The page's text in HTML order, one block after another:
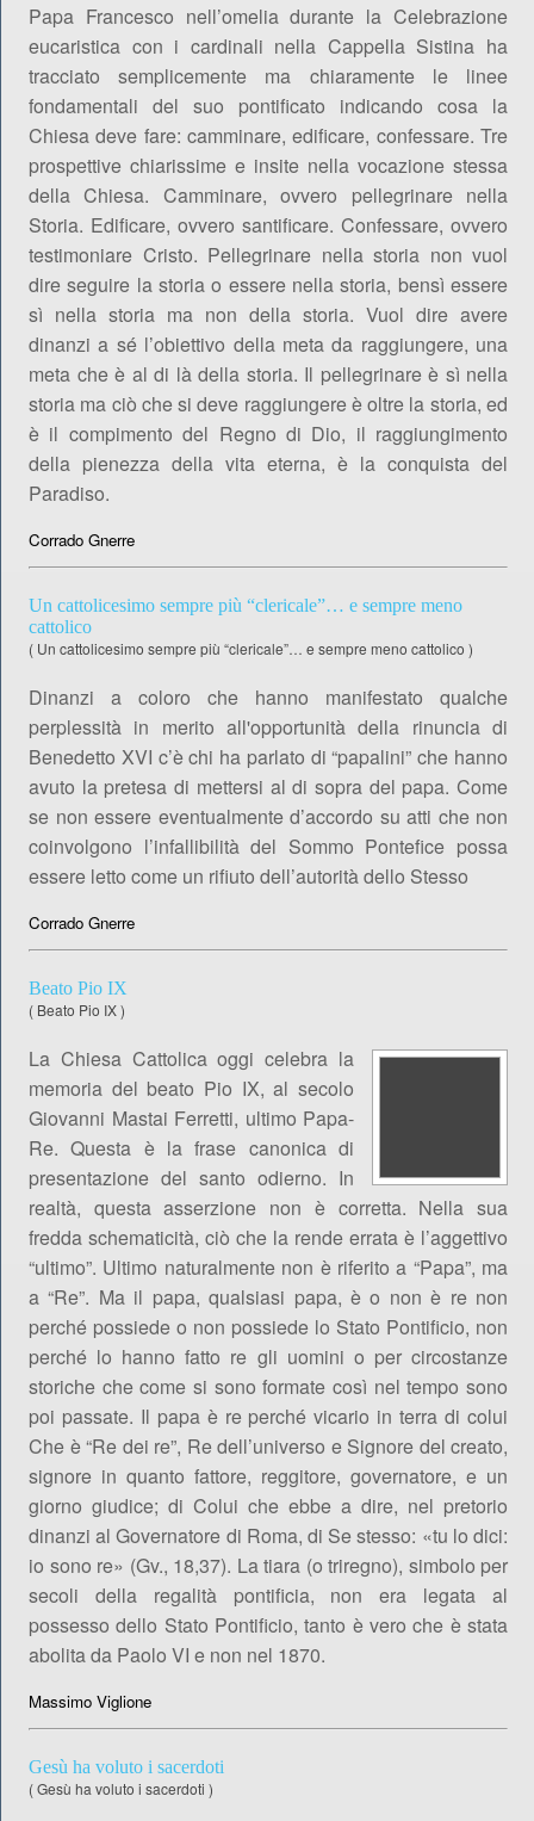
Papa Francesco nell’omelia durante la Celebrazione
eucaristica con i cardinali nella Cappella Sistina ha
tracciato semplicemente ma chiaramente le linee
fondamentali del suo pontificato indicando cosa la
Chiesa deve fare: camminare, edificare, confessare. Tre
prospettive chiarissime e insite nella vocazione stessa
della Chiesa. Camminare, ovvero pellegrinare nella
Storia. Edificare, ovvero santificare. Confessare, ovvero
testimoniare Cristo. Pellegrinare nella storia non vuol
dire seguire la storia o essere nella storia, bensì essere
sì nella storia ma non della storia. Vuol dire avere
dinanzi a sé l’obiettivo della meta da raggiungere, una
meta che è al di là della storia. Il pellegrinare è sì nella
storia ma ciò che si deve raggiungere è oltre la storia, ed
è il compimento del Regno di Dio, il raggiungimento
della pienezza della vita eterna, è la conquista del
Paradiso.
Corrado Gnerre
Un cattolicesimo sempre più “clericale”… e sempre meno
cattolico
( Un cattolicesimo sempre più “clericale”… e sempre meno cattolico )
Dinanzi a coloro che hanno manifestato qualche
perplessità in merito all'opportunità della rinuncia di
Benedetto XVI c’è chi ha parlato di “papalini” che hanno
avuto la pretesa di mettersi al di sopra del papa. Come
se non essere eventualmente d’accordo su atti che non
coinvolgono l’infallibilità del Sommo Pontefice possa
essere letto come un rifiuto dell’autorità dello Stesso
Corrado Gnerre
Beato Pio IX
( Beato Pio IX)
La Chiesa Cattolica oggi celebra la
memoria del beato Pio IX, al secolo
Giovanni Mastai Ferretti, ultimo Papa-
Re. Questa è la frase canonica di
presentazione del santo odierno. In
realtà, questa asserzione non è corretta. Nella sua
fredda schematicità, ciò che la rende errata è l’aggettivo
“ultimo”. Ultimo naturalmente non è riferito a “Papa”, ma
a “Re”. Ma il papa, qualsiasi papa, è o non è re non
perché possiede o non possiede lo Stato Pontificio, non
perché lo hanno fatto re gli uomini o per circostanze
storiche che come si sono formate così nel tempo sono
poi passate. Il papa è re perché vicario in terra di colui
Che è “Re dei re”, Re dell’universo e Signore del creato,
signore in quanto fattore, reggitore, governatore, e un
giorno giudice; di Colui che ebbe a dire, nel pretorio
dinanzi al Governatore di Roma, di Se stesso: «tu lo dici:
io sono re» (Gv., 18,37). La tiara (o triregno), simbolo per
secoli della regalità pontificia, non era legata al
possesso dello Stato Pontificio, tanto è vero che è stata
abolita da Paolo VI e non nel 1870.
Massimo Viglione
Gesù ha voluto i sacerdoti
(Gesù ha voluto i sacerdoti )